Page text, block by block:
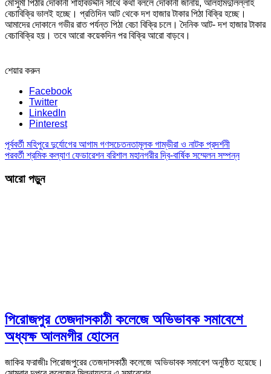
মৌসুমী পিঠার দোকানী শাহাবউদ্দীন সাথে কথা বললে দোকানী জানায়, আলহামদুলিল্লাহ
বেচাবিক্রি ভালই হচ্ছে। প্রতিদিন আট থেকে দশ হাজার টাকার পিঠা বিক্রি হচ্ছে।
আমাদের দোকানে গভীর রাত পর্যন্ত পিঠা বেচা বিক্রি চলে। দৈনিক আট- দশ হাজার টাকার
বেচাবিক্রি হয়। তবে আরো কয়েকদিন পর বিক্রি আরো বাড়বে।
শেয়ার করুন
Facebook
Twitter
LinkedIn
Pinterest
পূর্ববর্তী মহিপুরে দুর্যোগের আগাম গণসচেতনতামূলক গাম্ভীরা ও নাটক প্রদর্শনী
পরবর্তীশ্রমিক কল্যাণ ফেডারেশন বরিশাল মহানগরীর দ্বি-বার্ষিক সম্মেলন সম্পন্ন
আরো পড়ুন
‎পিরোজপুর তেজদাসকাঠী কলেজে অভিভাবক সমাবেশে
অধ্যক্ষ আলমগীর হোসেন
জাকির ফরাজীঃ পিরোজপুরের তেজদাসকাঠী কলেজে অভিভাবক সমাবেশ অনুষ্ঠিত হয়েছে।